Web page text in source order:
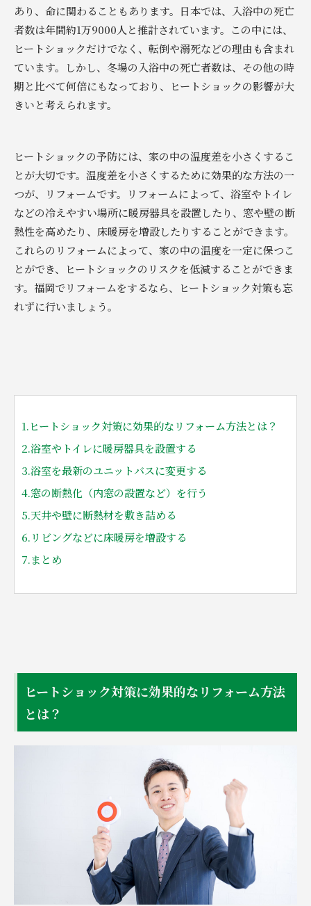
あり、命に関わることもあります。日本では、入浴中の死亡
者数は年間約1万9000人と推計されています。この中には、
ヒートショックだけでなく、転倒や溺死などの理由も含まれ
ています。しかし、冬場の入浴中の死亡者数は、その他の時
期と比べて何倍にもなっており、ヒートショックの影響が大
きいと考えられます。
ヒートショックの予防には、家の中の温度差を小さくするこ
とが大切です。温度差を小さくするために効果的な方法の一
つが、リフォームです。リフォームによって、浴室やトイレ
などの冷えやすい場所に暖房器具を設置したり、窓や壁の断
熱性を高めたり、床暖房を増設したりすることができます。
これらのリフォームによって、家の中の温度を一定に保つこ
とができ、ヒートショックのリスクを低減することができま
す。福岡でリフォームをするなら、ヒートショック対策も忘
れずに行いましょう。
1.ヒートショック対策に効果的なリフォーム方法とは？
2.浴室やトイレに暖房器具を設置する
3.浴室を最新のユニットバスに変更する
4.窓の断熱化（内窓の設置など）を行う
5.天井や壁に断熱材を敷き詰める
6.リビングなどに床暖房を増設する
7.まとめ
ヒートショック対策に効果的なリフォーム方法
とは？